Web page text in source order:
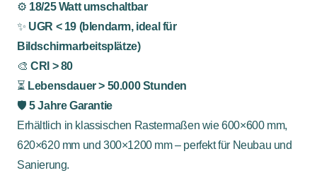
⚙️ 18/25 Watt umschaltbar
✨ UGR < 19 (blendarm, ideal für
Bildschirmarbeitsplätze)
🎨CRI > 80
⏳ Lebensdauer > 50.000 Stunden
🛡️5 Jahre Garantie
Erhältlich in klassischen Rastermaßen wie 600×600 mm,
620×620 mm und 300×1200 mm – perfekt für Neubau und
Sanierung.